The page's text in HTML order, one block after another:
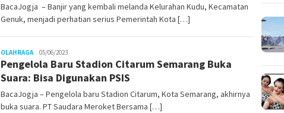
BacaJogja – Banjir yang kembali melanda Kelurahan Kudu, Kecamatan
Genuk, menjadi perhatian serius Pemerintah Kota […]
OLAHRAGAgusjok
05/06/2023
Pengelola Baru Stadion Citarum Semarang Buka
Suara: Bisa Digunakan PSIS
BacaJogja – Pengelola baru Stadion Citarum, Kota Semarang, akhirnya
buka suara. PT Saudara Meroket Bersama […]